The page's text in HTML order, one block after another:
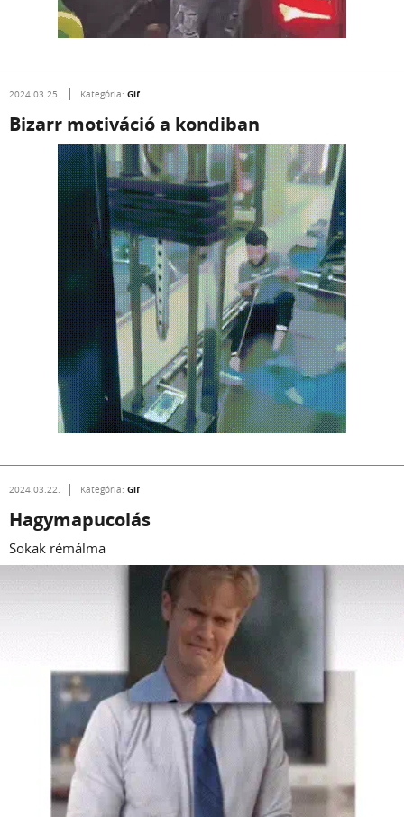
2024.03.25. Kategória: Gif
Bizarr motiváció a kondiban
2024.03.22. Kategória: Gif
Hagymapucolás
Sokak rémálma